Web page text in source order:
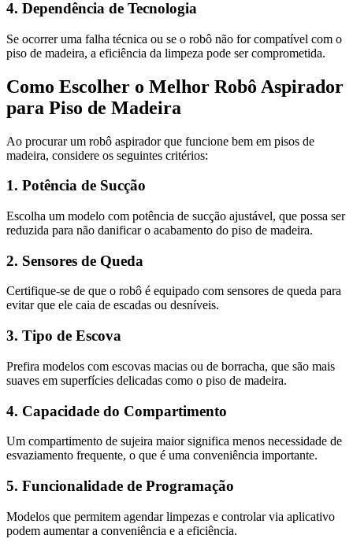
4. Dependência de Tecnologia
Se ocorrer uma falha técnica ou se o robô não for compatível com o
piso de madeira, a eficiência da limpeza pode ser comprometida.
Como Escolher o Melhor Robô Aspirador
para Piso de Madeira
Ao procurar um robô aspirador que funcione bem em pisos de
madeira, considere os seguintes critérios:
1. Potência de Sucção
Escolha um modelo com potência de sucção ajustável, que possa ser
reduzida para não danificar o acabamento do piso de madeira.
2. Sensores de Queda
Certifique-se de que o robô é equipado com sensores de queda para
evitar que ele caia de escadas ou desníveis.
3. Tipo de Escova
Prefira modelos com escovas macias ou de borracha, que são mais
suaves em superfícies delicadas como o piso de madeira.
4. Capacidade do Compartimento
Um compartimento de sujeira maior significa menos necessidade de
esvaziamento frequente, o que é uma conveniência importante.
5. Funcionalidade de Programação
Modelos que permitem agendar limpezas e controlar via aplicativo
podem aumentar a conveniência e a eficiência.